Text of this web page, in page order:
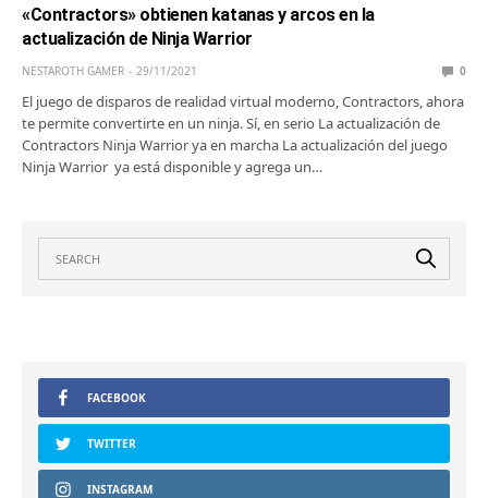
«Contractors» obtienen katanas y arcos en la
actualización de Ninja Warrior
NESTAROTH GAMER 29/11/2021 0
El juego de disparos de realidad virtual moderno, Contractors, ahora
te permite convertirte en un ninja. Sí, en serio La actualización de
Contractors Ninja Warrior ya en marcha La actualización del juego
Ninja Warrior ya está disponible y agrega un…
FACEBOOK
TWITTER
INSTAGRAM